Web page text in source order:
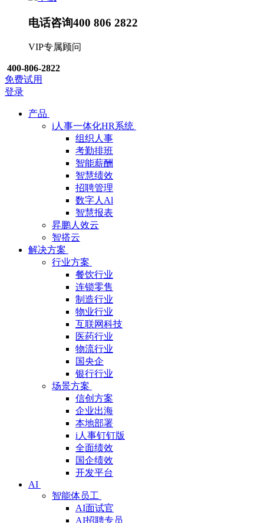
电话咨询400 806 2822
VIP专属顾问
400-806-2822
免费试用
登录
产品
i人事一体化HR系统
组织人事
考勤排班
智能薪酬
智慧绩效
招聘管理
数字人Al
智慧报表
昇鹏人效云
智搭云
解决方案
行业方案
餐饮行业
连锁零售
制造行业
物业行业
互联网科技
医药行业
物流行业
国央企
银行行业
场景方案
信创方案
企业出海
本地部署
i人事钉钉版
全面绩效
国企绩效
开发平台
AI
智能体员工
AI面试官
AI招聘专员